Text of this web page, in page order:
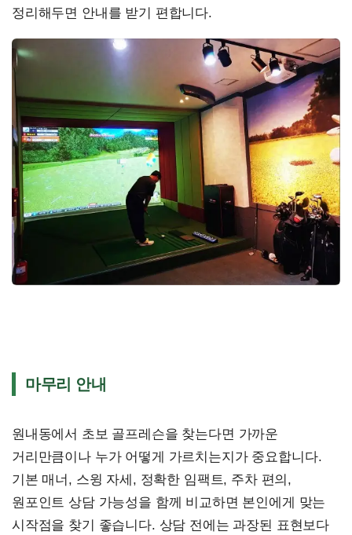
정리해두면 안내를 받기 편합니다.
마무리 안내
원내동에서 초보 골프레슨을 찾는다면 가까운
거리만큼이나 누가 어떻게 가르치는지가 중요합니다.
기본 매너, 스윙 자세, 정확한 임팩트, 주차 편의,
원포인트 상담 가능성을 함께 비교하면 본인에게 맞는
시작점을 찾기 좋습니다. 상담 전에는 과장된 표현보다